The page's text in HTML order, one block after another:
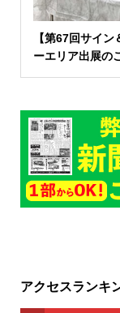
【第67回サイ
ーエリア出展の
アクセスランキ